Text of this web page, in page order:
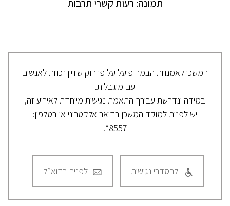
תמונה: רעות קשרי תרבות
המשכן לאמנויות הבמה פועל על פי חוק שיוויון זכויות לאנשים
עם מוגבלות.
במידה ונדרשת עבורך התאמת נגישות מיוחדת לאירוע זה,
יש לפנות למוקד המשכן בדואר אלקטרוני או בטלפון:
8557*.
להסדרי נגישות לפניה בדוא״ל